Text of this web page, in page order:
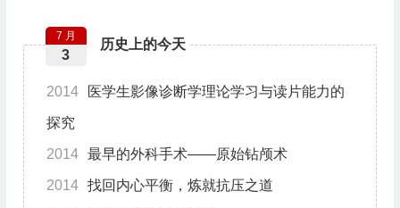
历史上的今天
7 月
3
2014 医学生影像诊断学理论学习与读片能力的
探究
2014 最早的外科手术——原始钻颅术
2014 找回内心平衡，炼就抗压之道